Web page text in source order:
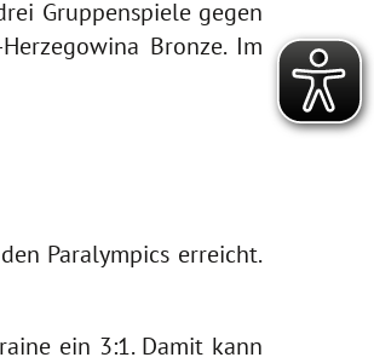
Gruppenspiele gegen
Bronze. Im
Paralympics erreicht.
ein 3:1. Damit kann